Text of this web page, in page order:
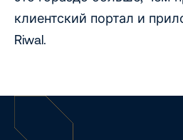
клиентский портал и
Riwal.